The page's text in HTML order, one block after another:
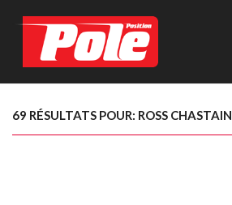
69 RÉSULTATS POUR: ROSS CHASTAIN